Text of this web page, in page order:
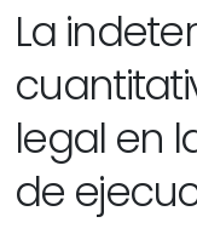
La
legal en
de